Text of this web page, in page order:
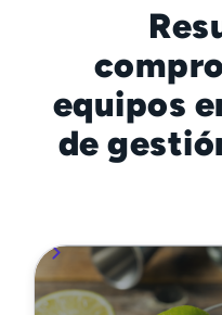
equipos
de